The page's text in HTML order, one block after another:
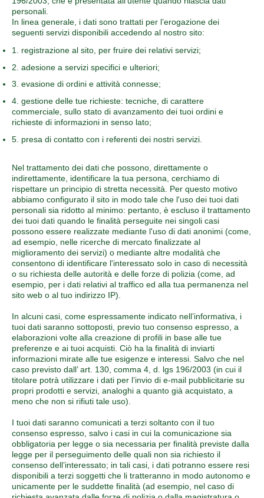
personali.
In linea generale, i dati sono trattati per l’erogazione dei
seguenti servizi disponibili accedendo al nostro sito:
1. registrazione al sito, per fruire dei relativi servizi;
2. adesione a servizi specifici e ulteriori;
3. evasione di ordini e attività connesse;
4. gestione delle tue richieste: tecniche, di carattere
commerciale, sullo stato di avanzamento dei tuoi ordini e
richieste di informazioni in senso lato;
5. presa di contatto con i referenti dei nostri servizi.
Nel trattamento dei dati che possono, direttamente o
indirettamente, identificare la tua persona, cerchiamo di
rispettare un principio di stretta necessità. Per questo motivo
abbiamo configurato il sito in modo tale che l'uso dei tuoi dati
personali sia ridotto al minimo: pertanto, è escluso il trattamento
dei tuoi dati quando le finalità perseguite nei singoli casi
possono essere realizzate mediante l'uso di dati anonimi (come,
ad esempio, nelle ricerche di mercato finalizzate al
miglioramento dei servizi) o mediante altre modalità che
consentono di identificare l'interessato solo in caso di necessità
o su richiesta delle autorità e delle forze di polizia (come, ad
esempio, per i dati relativi al traffico ed alla tua permanenza nel
sito web o al tuo indirizzo IP).
In alcuni casi, come espressamente indicato nell’informativa, i
tuoi dati saranno sottoposti, previo tuo consenso espresso, a
elaborazioni volte alla creazione di profili in base alle tue
preferenze e ai tuoi acquisti. Ciò ha la finalità di inviarti
informazioni mirate alle tue esigenze e interessi. Salvo che nel
caso previsto dall’ art. 130, comma 4, d. lgs 196/2003 (in cui il
titolare potrà utilizzare i dati per l’invio di e-mail pubblicitarie su
propri prodotti e servizi, analoghi a quanto già acquistato, a
meno che non si rifiuti tale uso).
I tuoi dati saranno comunicati a terzi soltanto con il tuo
consenso espresso, salvo i casi in cui la comunicazione sia
obbligatoria per legge o sia necessaria per finalità previste dalla
legge per il perseguimento delle quali non sia richiesto il
consenso dell’interessato; in tali casi, i dati potranno essere resi
disponibili a terzi soggetti che li tratteranno in modo autonomo e
unicamente per le suddette finalità (ad esempio, nel caso di